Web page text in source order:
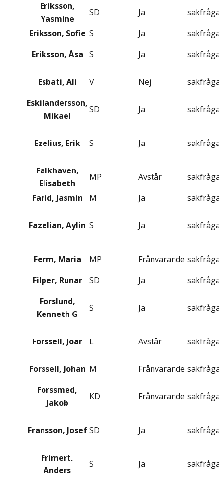
Eriksson,
Yasmine
SD Ja
Eriksson, Sofie S Ja
Eriksson, Åsa
S Ja
Esbati, Ali V Nej
Eskilandersson,
Mikael
SD Ja
Ezelius, Erik S Ja
Falkhaven,
Elisabeth
MP Avstår
Farid, Jasmin
M Ja
Fazelian, Aylin S Ja
Ferm, Maria MP Frånvarande
Filper, Runar
SD Ja
Forslund,
Kenneth G
S Ja
Forssell, Joar L Avstår
Forssell, Johan M Frånvarande
Forssmed,
Jakob
KD Frånvarande
Fransson, Josef SD Ja
Frimert,
Anders
S Ja